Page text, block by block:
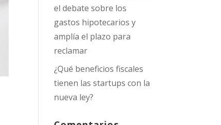
el debate sobre los
gastos hipotecarios y
amplía el plazo para
reclamar
¿Qué beneficios fiscales
tienen las startups con la
nueva ley?